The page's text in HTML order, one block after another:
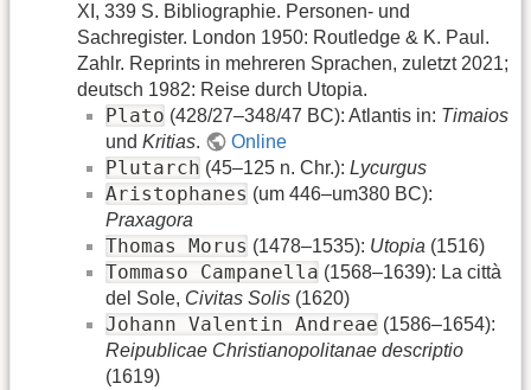
XI, 339 S. Bibliographie. Personen- und
Sachregister. London 1950: Routledge & K. Paul.
Zahlr. Reprints in mehreren Sprachen, zuletzt 2021;
deutsch 1982: Reise durch Utopia.
Plato (428/27–348/47 BC): Atlantis in: Timaios
und Kritias. Online
Plutarch (45–125 n. Chr.): Lycurgus
Aristophanes (um 446–um380 BC):
Praxagora
Thomas Morus (1478–1535): Utopia (1516)
Tommaso Campanella (1568–1639): La città
del Sole, Civitas Solis (1620)
Johann Valentin Andreae (1586–1654):
Reipublicae Christianopolitanae descriptio
(1619)